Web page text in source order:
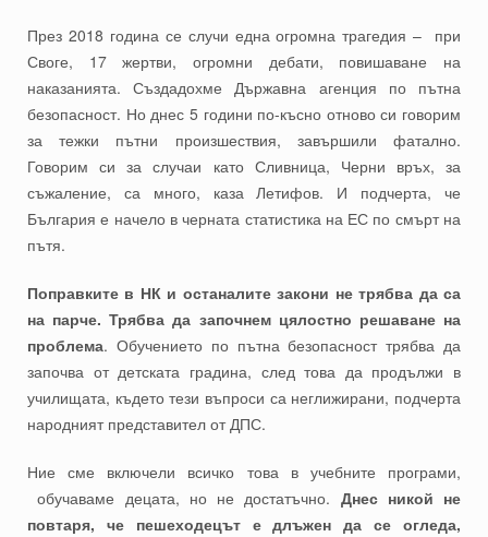
През 2018 година се случи една огромна трагедия – при
Своге, 17 жертви, огромни дебати, повишаване на
наказанията. Създадохме Държавна агенция по пътна
безопасност. Но днес 5 години по-късно отново си говорим
за тежки пътни произшествия, завършили фатално.
Говорим си за случаи като Сливница, Черни връх, за
съжаление, са много, каза Летифов. И подчерта, че
България е начело в черната статистика на ЕС по смърт на
пътя.
Поправките в НК и останалите закони не трябва да са
на парче. Трябва да започнем цялостно решаване на
проблема. Обучението по пътна безопасност трябва да
започва от детската градина, след това да продължи в
училищата, където тези въпроси са неглижирани, подчерта
народният представител от ДПС.
Ние сме включели всичко това в учебните програми,
обучаваме децата, но не достатъчно. Днес никой не
повтаря, че пешеходецът е длъжен да се огледа,